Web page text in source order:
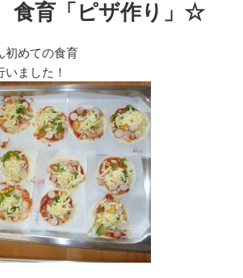
ー育「ピザ作り」☆
初めての食育
いました！